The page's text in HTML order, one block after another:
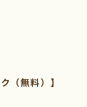
（無料）】